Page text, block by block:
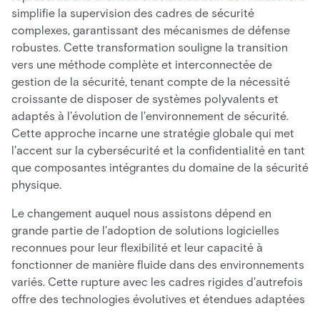
simplifie la supervision des cadres de sécurité
complexes, garantissant des mécanismes de défense
robustes. Cette transformation souligne la transition
vers une méthode complète et interconnectée de
gestion de la sécurité, tenant compte de la nécessité
croissante de disposer de systèmes polyvalents et
adaptés à l'évolution de l'environnement de sécurité.
Cette approche incarne une stratégie globale qui met
l'accent sur la cybersécurité et la confidentialité en tant
que composantes intégrantes du domaine de la sécurité
physique.
Le changement auquel nous assistons dépend en
grande partie de l'adoption de solutions logicielles
reconnues pour leur flexibilité et leur capacité à
fonctionner de manière fluide dans des environnements
variés. Cette rupture avec les cadres rigides d'autrefois
offre des technologies évolutives et étendues adaptées